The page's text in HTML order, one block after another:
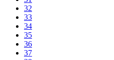
32
33
34
35
36
37